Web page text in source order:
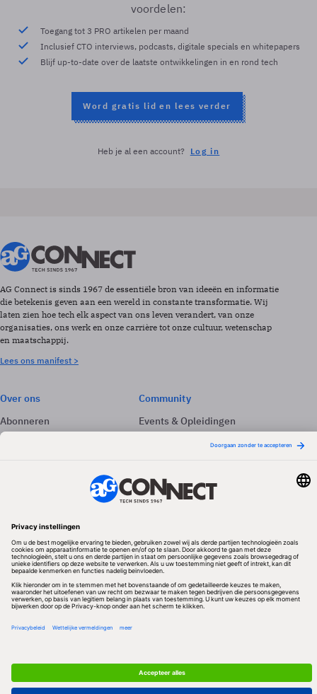
voordelen:
Toegang tot 3 PRO artikelen per maand
Inclusief CTO interviews, podcasts, digitale specials en whitepapers
Blijf up-to-date over de laatste ontwikkelingen in en rond tech
Word gratis lid en lees verder
Heb je al een account? Log in
AG Connect is sinds 1967 de essentiële bron van ideeën en informatie
die betekenis geven aan een wereld in constante transformatie. Wij
laten zien hoe tech elk aspect van ons leven verandert, van onze
organisaties, ons werk en onze carrière tot onze cultuur, wetenschap
en maatschappij.
Lees ons manifest >
Over ons
Abonneren
Adverteren
Community
Events & Opleidingen
Volg ons
Redactionele partner
Algemene Voorwaarden & Copyrights